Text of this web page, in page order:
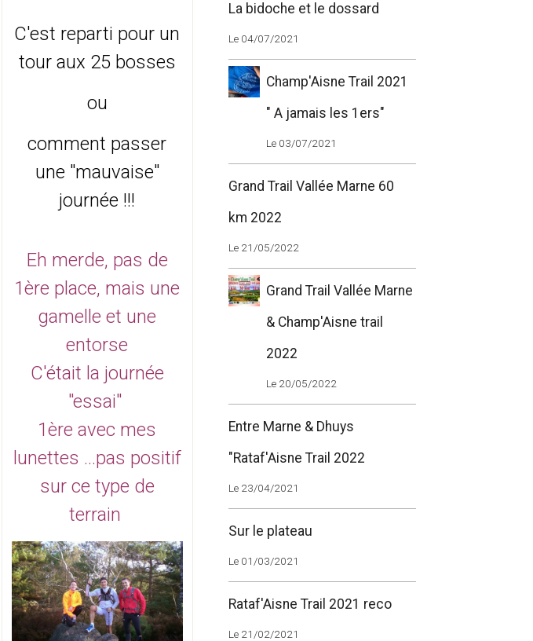
C'est reparti pour un
tour aux 25 bosses
ou
comment passer
une "mauvaise"
journée !!!
Eh merde, pas de
1ère place, mais une
gamelle et une
entorse
C'était la journée
"essai"
1ère avec mes
lunettes ...pas positif
sur ce type de
terrain
La bidoche et le dossard
Le 04/07/2021
Champ'Aisne Trail 2021
" A jamais les 1ers"
Le 03/07/2021
Grand Trail Vallée Marne 60
km 2022
Le 21/05/2022
Grand Trail Vallée Marne
& Champ'Aisne trail
2022
Le 20/05/2022
Entre Marne & Dhuys
"Rataf'Aisne Trail 2022
Le 23/04/2021
Sur le plateau
Le 01/03/2021
Rataf'Aisne Trail 2021 reco
Le 21/02/2021